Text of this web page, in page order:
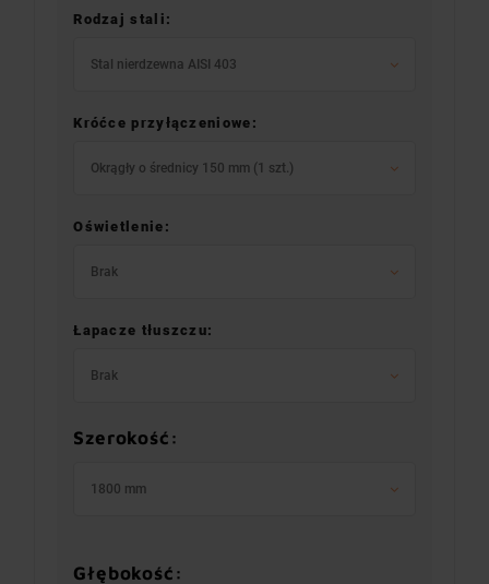
Rodzaj stali:
Stal nierdzewna AISI 403
Króćce przyłączeniowe:
Okrągły o średnicy 150 mm (1 szt.)
Oświetlenie:
Brak
Łapacze tłuszczu:
Brak
Szerokość:
1800 mm
Głębokość: